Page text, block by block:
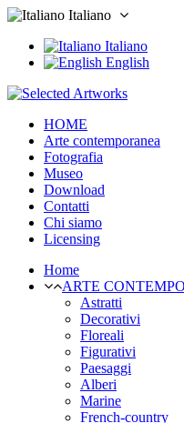
Italiano
Italiano
English
HOME
Arte contemporanea
Fotografia
Museo
Download
Contatti
Chi siamo
Licensing
Home
ARTE
Astratti
Decorativi
Floreali
Figurativi
Paesaggi
Alberi
Marine
French-country